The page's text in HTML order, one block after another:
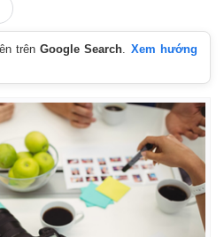
trênGoogle Search. Xem hướng